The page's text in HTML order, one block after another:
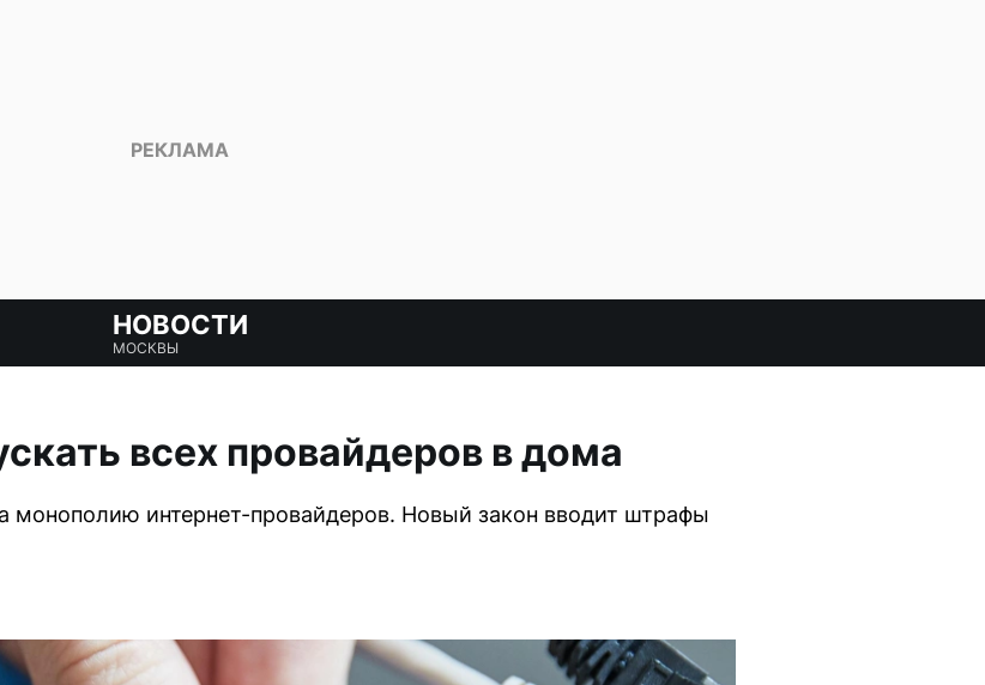
НОВОСТИ
МОСКВЫ
всех провайдеров в дома
монополию интернет-провайдеров. Новый закон вводит штрафы